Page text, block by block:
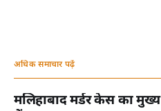
अधिक समाचार पढ़ें
मलिहाबाद मर्डर केस का